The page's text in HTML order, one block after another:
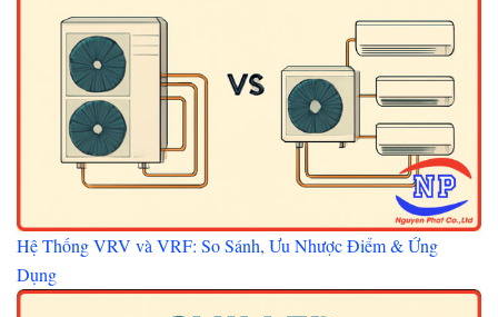
Hệ Thống VRV và VRF: So Sánh, Ưu Nhược Điểm & Ứng
Dụng